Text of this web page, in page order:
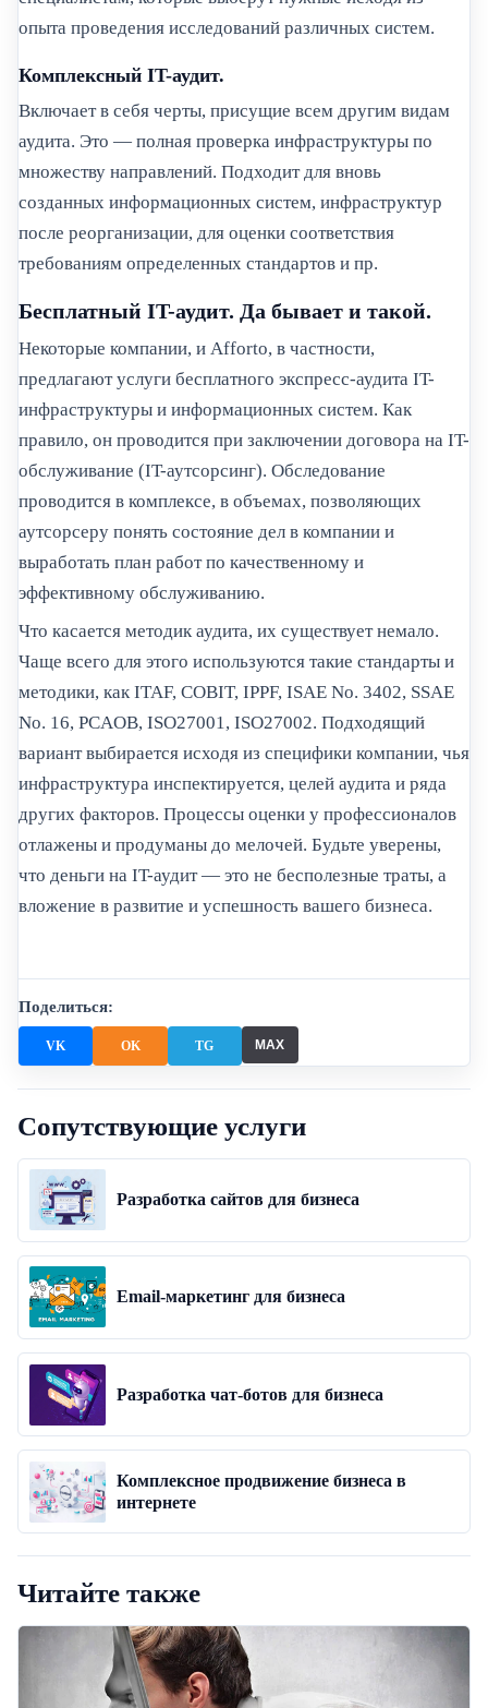
опыта проведения исследований различных систем.
Комплексный IT-аудит.
Включает в себя черты, присущие всем другим видам
аудита. Это — полная проверка инфраструктуры по
множеству направлений. Подходит для вновь
созданных информационных систем, инфраструктур
после реорганизации, для оценки соответствия
требованиям определенных стандартов и пр.
Бесплатный IT-аудит. Да бывает и такой.
Некоторые компании, и Afforto, в частности,
предлагают услуги бесплатного экспресс-аудита IT-
инфраструктуры и информационных систем. Как
правило, он проводится при заключении договора на IT-
обслуживание (IT-аутсорсинг). Обследование
проводится в комплексе, в объемах, позволяющих
аутсорсеру понять состояние дел в компании и
выработать план работ по качественному и
эффективному обслуживанию.
Что касается методик аудита, их существует немало.
Чаще всего для этого используются такие стандарты и
методики, как ITAF, COBIT, IPPF, ISAE No. 3402, SSAE
No. 16, PCAOB, ISO27001, ISO27002. Подходящий
вариант выбирается исходя из специфики компании, чья
инфраструктура инспектируется, целей аудита и ряда
других факторов. Процессы оценки у профессионалов
отлажены и продуманы до мелочей. Будьте уверены,
что деньги на IT-аудит — это не бесполезные траты, а
вложение в развитие и успешность вашего бизнеса.
Поделиться:
VK OK TG MAX
Сопутствующие услуги
Разработка сайтов для бизнеса
Email-маркетинг для бизнеса
Разработка чат-ботов для бизнеса
Комплексное продвижение бизнеса в
интернете
Читайте также